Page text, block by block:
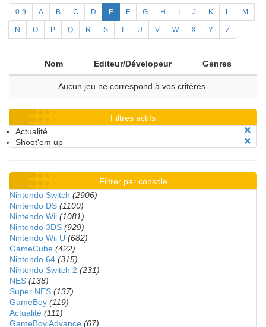
0-9 A B C D E F G H J K L M
N O P Q R S T U V W X Y Z
Nom Editeur/Dévelopeur Genres
Aucun jeu ne correspond à vos critères.
Filtres actifs
Actualité
Shoot'em up
Filtrer par console
Nintendo Switch (2906)
Nintendo DS (1100)
Nintendo Wii (1081)
Nintendo 3DS (929)
Nintendo Wii U (682)
GameCube (422)
Nintendo 64 (315)
Nintendo Switch 2 (231)
NES (138)
Super NES (137)
GameBoy (119)
Actualité (111)
GameBoy Advance (67)